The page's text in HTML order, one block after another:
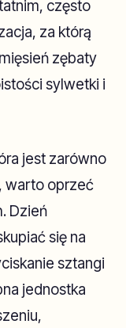
często
za którą
zębaty
sylwetki i
jest zarówno
warto oprzeć
Dzień
się na
sztangi
jednostka